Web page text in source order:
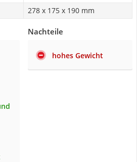
278 x 175 x 190 mm
Nachteile
hohes Gewicht